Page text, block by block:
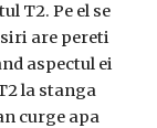
T2. Pe el se
are pereti
aspectul ei
la stanga
curge apa